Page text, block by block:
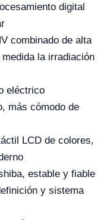
digital
combinado de alta
la irradiación
eléctrico
más cómodo de
LCD de colores,
estable y fiable
y sistema